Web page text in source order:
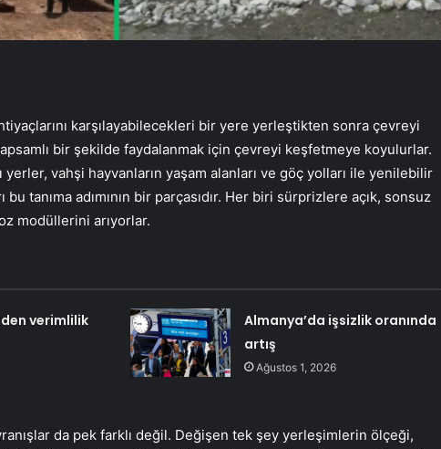
karşılayabilecekleri bir yere yerleştikten sonra çevreyi
bir şekilde faydalanmak için çevreyi keşfetmeye koyulurlar.
yerler, vahşi hayvanların yaşam alanları ve göç yolları ile yenilebilir
bu tanıma adımının bir parçasıdır. Her biri sürprizlere açık, sonsuz
modüllerini arıyorlar.
verimlilik
Almanya’da işsizlik oranında
artış
Ağustos 1, 2026
da pek farklı değil. Değişen tek şey yerleşimlerin ölçeği,